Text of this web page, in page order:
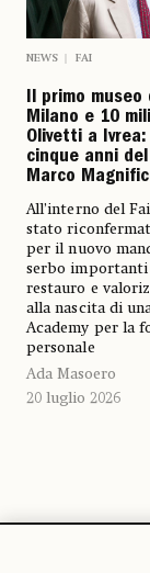
NEWS FAI
Il primo museo
Milano e 10
Olivetti a
cinque anni
Marco
All’interno del
stato
per il nuovo
serbo
restauro e
alla nascita di
Academy per la
personale
Ada Masoero
20 luglio 2026